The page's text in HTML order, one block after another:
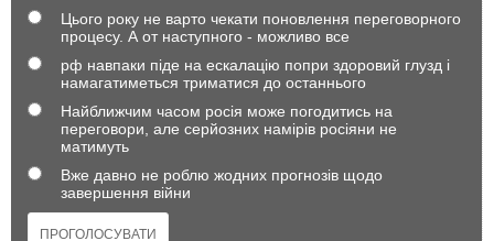
Цього року не варто чекати поновлення переговорного
процесу. А от наступного - можливо все
рф навпаки піде на ескалацію попри здоровий глузд і
намагатиметься триматися до останнього
Найближчим часом росія може погодитись на
переговори, але серйозних намірів росіяни не
матимуть
Вже давно не роблю жодних прогнозів щодо
завершення війни